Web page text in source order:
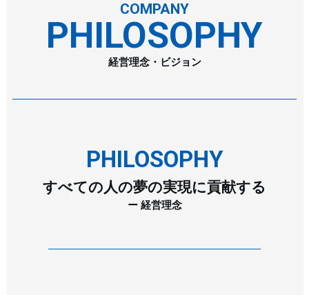
COMPANY
PHILOSOPHY
経営理念・ビジョン
PHILOSOPHY
すべての人の夢の実現に貢献する
ー 経営理念